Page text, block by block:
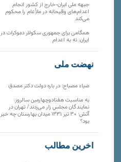
جبهه ملی ایران-خارج از کشور انجام
اعدام‌های وقیحانه در ملأِعام را محکوم
می‌کند
همگامی برای جمهوری سکولار دموکرات در
ایران: نه به اعدام
نهضت ملی
ضیاء مصباح: در باره دولت دکتر مصدق
به مناسبت هفتادوچهارمین سالروز:
نمایندگان مجلس زار می‌زدند/ تهران در
آتش؛ ۳۰ تیر ۱۳۳۱ میدان بهارستان چه خبر
بود؟
آخرین مطالب